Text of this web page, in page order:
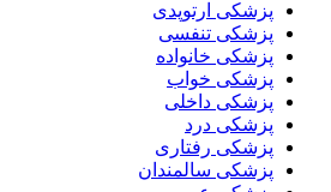
پزشکی ارتوپدی
پزشکی تنفسی
پزشکی خانواده
پزشکی خواب
پزشکی داخلی
پزشکی درد
پزشکی رفتاری
پزشکی سالمندان